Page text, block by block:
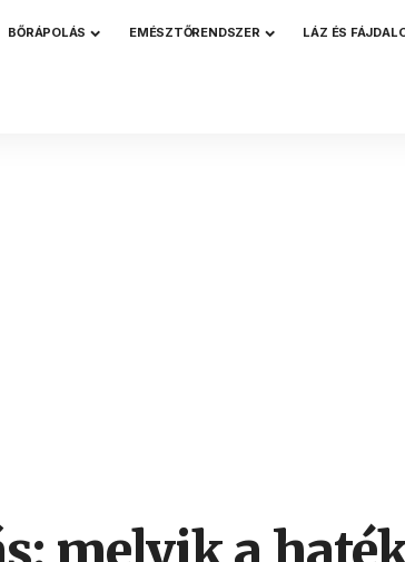
BŐRÁPOLÁS EMÉSZTŐRENDSZER LÁZ ÉS